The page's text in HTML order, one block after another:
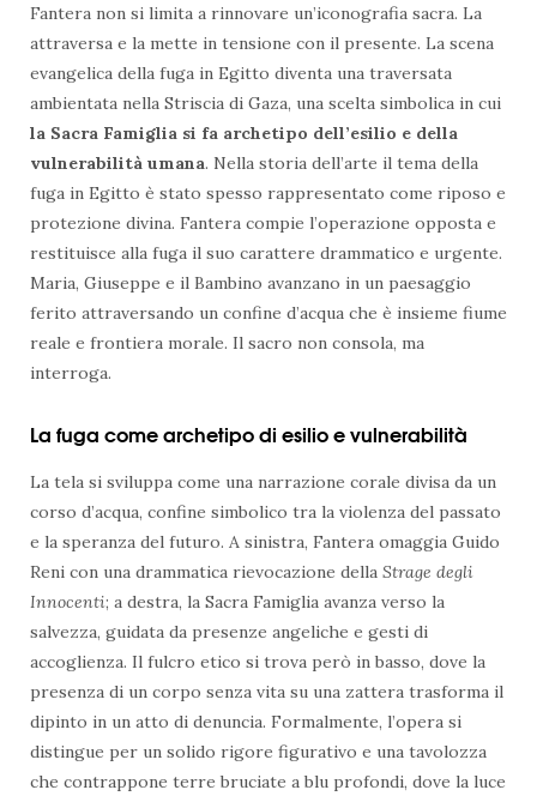
Fantera non si limita a rinnovare un’iconografia sacra. La
attraversa e la mette in tensione con il presente. La scena
evangelica della fuga in Egitto diventa una traversata
ambientata nella Striscia di Gaza, una scelta simbolica in cui
la Sacra Famiglia si fa archetipo dell’esilio e della
vulnerabilità umana. Nella storia dell’arte il tema della
fuga in Egitto è stato spesso rappresentato come riposo e
protezione divina. Fantera compie l’operazione opposta e
restituisce alla fuga il suo carattere drammatico e urgente.
Maria, Giuseppe e il Bambino avanzano in un paesaggio
ferito attraversando un confine d’acqua che è insieme fiume
reale e frontiera morale. Il sacro non consola, ma
interroga.
La fuga come archetipo di esilio e vulnerabilità
La tela si sviluppa come una narrazione corale divisa da un
corso d’acqua, confine simbolico tra la violenza del passato
e la speranza del futuro. A sinistra, Fantera omaggia Guido
Reni con una drammatica rievocazione della Strage degli
Innocenti; a destra, la Sacra Famiglia avanza verso la
salvezza, guidata da presenze angeliche e gesti di
accoglienza. Il fulcro etico si trova però in basso, dove la
presenza di un corpo senza vita su una zattera trasforma il
dipinto in un atto di denuncia. Formalmente, l’opera si
distingue per un solido rigore figurativo e una tavolozza
che contrappone terre bruciate a blu profondi, dove la luce